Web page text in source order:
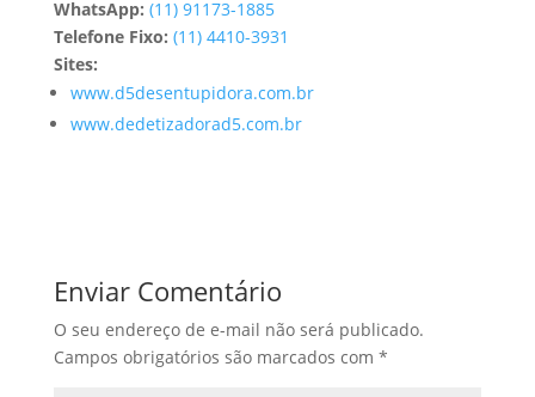
WhatsApp: (11) 91173-1885
Telefone Fixo: (11) 4410-3931
Sites:
www.d5desentupidora.com.br
www.dedetizadorad5.com.br
Enviar Comentário
O seu endereço de e-mail não será publicado.
Campos obrigatórios são marcados com *